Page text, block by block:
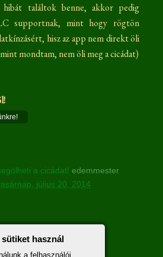
hibát találtok benne, akkor pedig
supportnak, mint hogy rögtön
hisz az app nem direkt öli
mondtam, nem öli meg a cicádat)
a cicádat!edemmester
július 20, 2014
:
használ
a felhasználói